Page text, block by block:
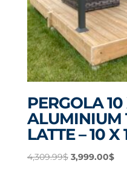
PERGOLA 10
ALUMINIUM
LATTE – 10 X
4,309.99$ Le
3,999.00$Le